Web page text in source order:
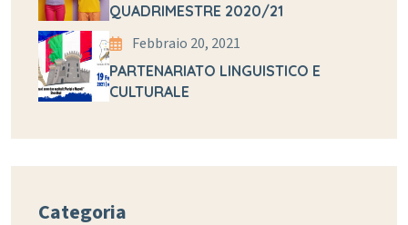
QUADRIMESTRE 2020/21
Febbraio 20, 2021
PARTENARIATO LINGUISTICO E
CULTURALE
Categoria